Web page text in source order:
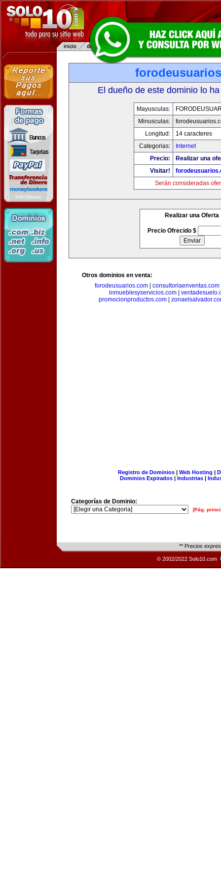
El dueño de este dominio lo
Mayusculas:
Minusculas:
Longitud:
14 caracteres
Categorias:
Internet
Precio:
Realizar una
Visitar!
Serán consideradas
Realizar una Oferta
Precio Ofrecido $
Otros dominios en venta:
forodeusuarios.com| consultoriaenventas.com
inmueblesyservicios.com|
promocionproductos.com|
Registro de Dominios| Web Hosting |
Dominios Expirados | Industrias |
Categorías de Dominio:
[Pág.
** Precios
© 2002/2022 Solo10.com